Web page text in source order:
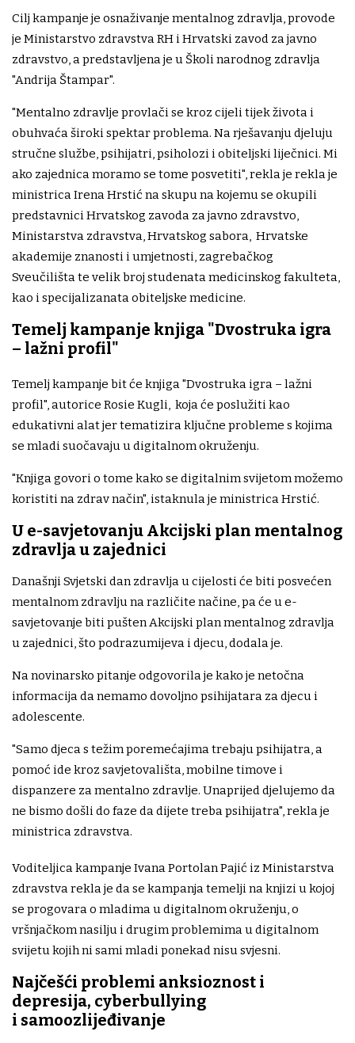
Cilj kampanje je osnaživanje mentalnog zdravlja, provode
je Ministarstvo zdravstva RH i Hrvatski zavod za javno
zdravstvo, a predstavljena je u Školi narodnog zdravlja
"Andrija Štampar".
"Mentalno zdravlje provlači se kroz cijeli tijek života i
obuhvaća široki spektar problema. Na rješavanju djeluju
stručne službe, psihijatri, psiholozi i obiteljski liječnici. Mi
ako zajednica moramo se tome posvetiti", rekla je rekla je
ministrica Irena Hrstić na skupu na kojemu se okupili
predstavnici Hrvatskog zavoda za javno zdravstvo,
Ministarstva zdravstva, Hrvatskog sabora, Hrvatske
akademije znanosti i umjetnosti, zagrebačkog
Sveučilišta te velik broj studenata medicinskog fakulteta,
kao i specijalizanata obiteljske medicine.
Temelj kampanje knjiga "Dvostruka igra
– lažni profil"
Temelj kampanje bit će knjiga "Dvostruka igra – lažni
profil", autorice Rosie Kugli, koja će poslužiti kao
edukativni alat jer tematizira ključne probleme s kojima
se mladi suočavaju u digitalnom okruženju.
"Knjiga govori o tome kako se digitalnim svijetom možemo
koristiti na zdrav način", istaknula je ministrica Hrstić.
U e-savjetovanju Akcijski plan mentalnog
zdravlja u zajednici
Današnji Svjetski dan zdravlja u cijelosti će biti posvećen
mentalnom zdravlju na različite načine, pa će u e-
savjetovanje biti pušten Akcijski plan mentalnog zdravlja
u zajednici, što podrazumijeva i djecu, dodala je.
Na novinarsko pitanje odgovorila je kako je netočna
informacija da nemamo dovoljno psihijatara za djecu i
adolescente.
"Samo djeca s težim poremećajima trebaju psihijatra, a
pomoć ide kroz savjetovališta, mobilne timove i
dispanzere za mentalno zdravlje. Unaprijed djelujemo da
ne bismo došli do faze da dijete treba psihijatra", rekla je
ministrica zdravstva.
Voditeljica kampanje Ivana Portolan Pajić iz Ministarstva
zdravstva rekla je da se kampanja temelji na knjizi u kojoj
se progovara o mladima u digitalnom okruženju, o
vršnjačkom nasilju i drugim problemima u digitalnom
svijetu kojih ni sami mladi ponekad nisu svjesni.
Najčešći problemi anksioznost i
depresija, cyberbullying
i samoozlijeđivanje